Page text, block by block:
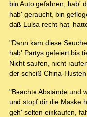
bin Auto gefahren, hab'
hab' geraucht, bin
daß Luisa recht hat,
"Dann kam diese
hab' Partys gefeiert bis
Nicht saufen, nicht
der scheiß China-
"Beachte Abstände und
und stopf dir die Maske
geh' selten einkaufen,